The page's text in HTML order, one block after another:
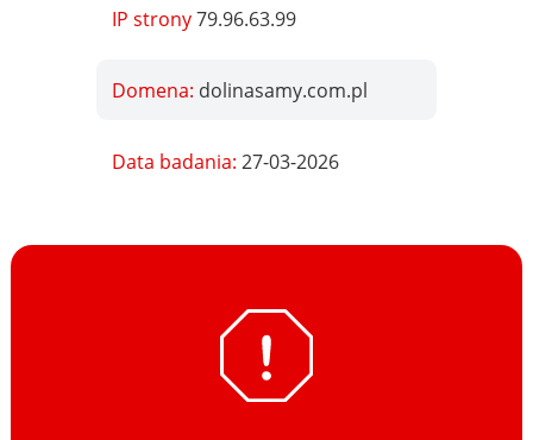
IP strony79.96.63.99
Domena: dolinasamy.com.pl
Data badania:27-03-2026